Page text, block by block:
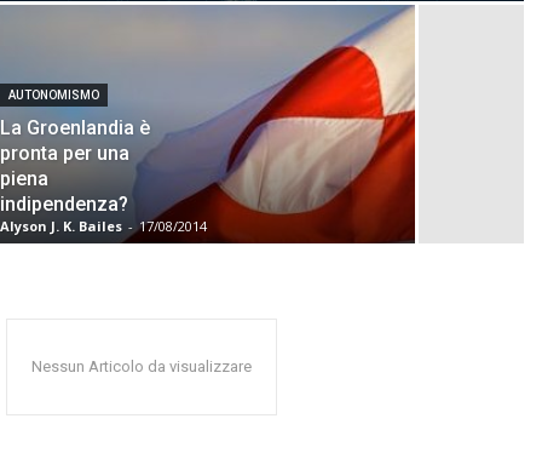
AUTONOMISMO
La Groenlandia è
pronta per una
piena
indipendenza?
Alyson J. K. Bailes - 17/08/2014
Nessun Articolo da visualizzare